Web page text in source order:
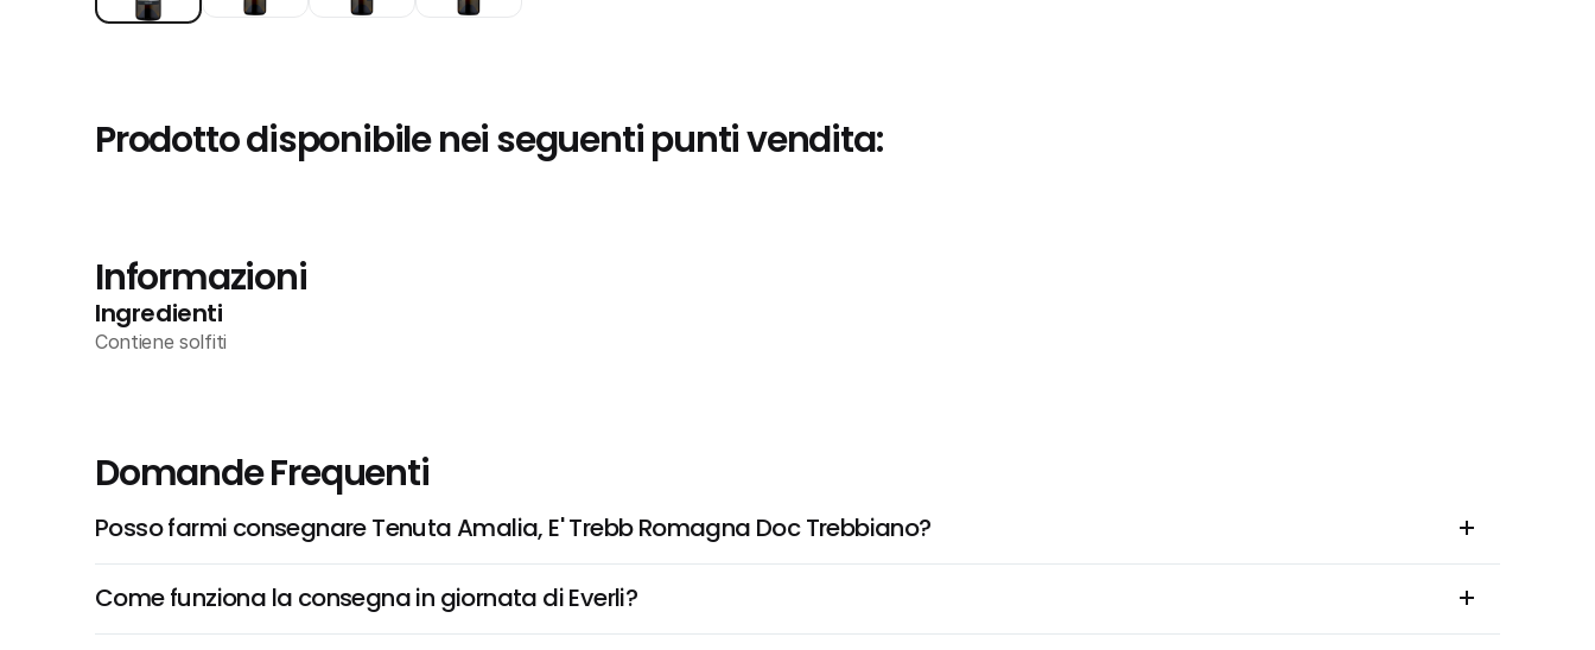
Prodotto disponibile nei seguenti punti vendita:
Informazioni
Ingredienti
Contiene solfiti
Domande Frequenti
Posso farmi consegnare Tenuta Amalia, E' Trebb Romagna Doc Trebbiano?
Come funziona la consegna in giornata di Everli?